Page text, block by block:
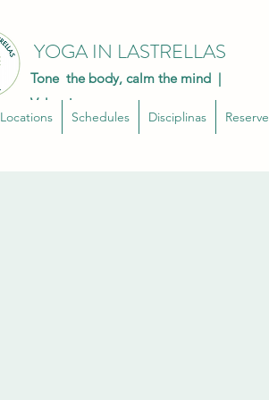
YOGA IN LASTRELLAS
Tone the body, calm the mind |
Valencia
Locations Schedules Disciplinas Reserve